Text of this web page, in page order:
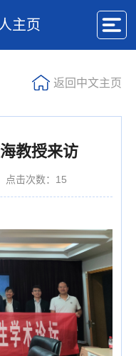
主页
返回中文主页
教授来访
点击次数： 15